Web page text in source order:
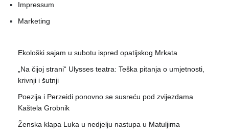
Impressum
Marketing
Ekološki sajam u subotu ispred opatijskog Mrkata
„Na čijoj strani“ Ulysses teatra: Teška pitanja o umjetnosti,
krivnji i šutnji
Poezija i Perzeidi ponovno se susreću pod zvijezdama
Kaštela Grobnik
Ženska klapa Luka u nedjelju nastupa u Matuljima